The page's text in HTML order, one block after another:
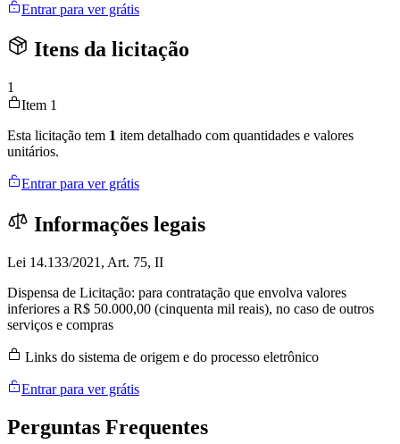
Entrar para ver grátis
Itens da licitação
1
Item 1
Esta licitação tem 1 item detalhado com quantidades e valores
unitários.
Entrar para ver grátis
Informações legais
Lei 14.133/2021, Art. 75, II
Dispensa de Licitação: para contratação que envolva valores
inferiores a R$ 50.000,00 (cinquenta mil reais), no caso de outros
serviços e compras
Links do sistema de origem e do processo eletrônico
Entrar para ver grátis
Perguntas Frequentes